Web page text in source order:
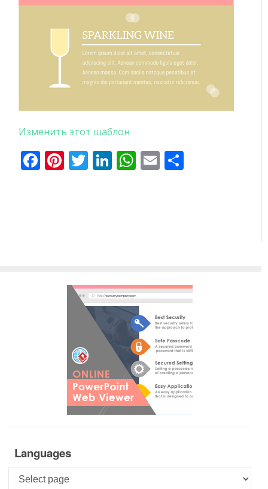
Изменить этот шаблон
Facebook
Pinterest
Twitter
LinkedIn
WhatsApp
Email
Languages
Languages